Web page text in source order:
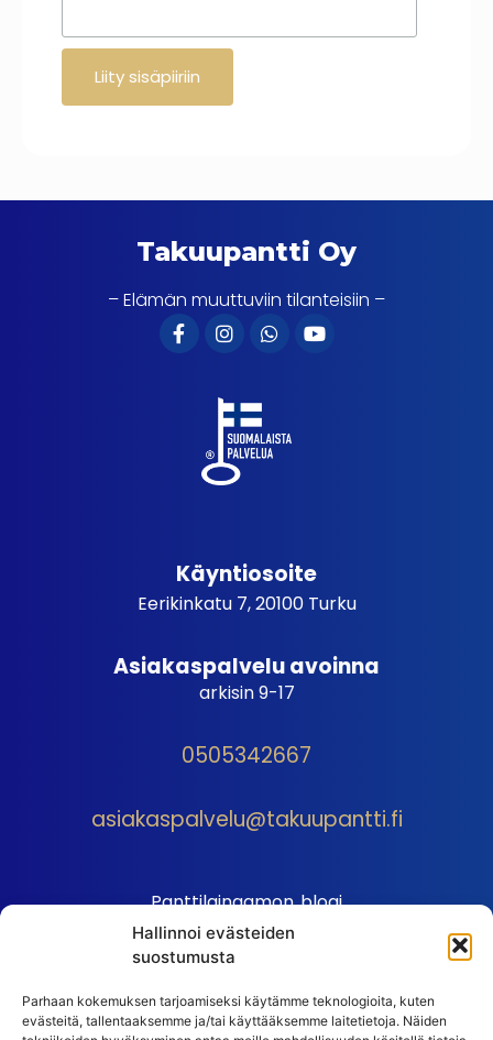
Hallinnoi evästeiden
suostumusta
Parhaan kokemuksen tarjoamiseksi käytämme teknologioita, kuten
evästeitä, tallentaaksemme ja/tai käyttääksemme laitetietoja. Näiden
Takuupantti Oy
– Elämän muuttuviin tilanteisiin –
Käyntiosoite
Eerikinkatu 7, 20100 Turku
Asiakaspalvelu avoinna
arkisin 9-17
0505342667
asiakaspalvelu@takuupantti.fi
Panttilainaamon blogi
Palveluhinnasto
Sopimusehdot
Autopantin sopimusehdot